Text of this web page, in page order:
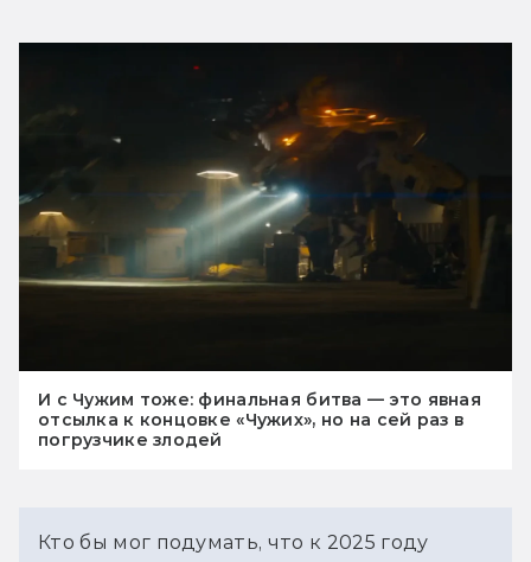
И с Чужим тоже: финальная битва — это явная
отсылка к концовке «Чужих», но на сей раз в
погрузчике злодей
Кто бы мог подумать, что к 2025 году